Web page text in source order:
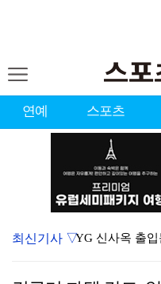
연예 스포츠
YG 신사옥 출
최신기사 ▽